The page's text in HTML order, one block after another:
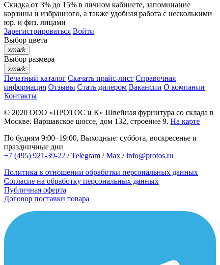
Скидка от 3% до 15% в личном кабинете, запоминание
корзины и избранного, а также удобная работа с несколькими
юр. и физ. лицами
Зарегистрироваться Войти
Выбор цвета
xmark
Выбор размера
xmark
Печатный каталог Скачать прайс-лист Справочная
информация Отзывы Стать дилером Вакансии О компании
Контакты
© 2020 ООО «ПРОТОС и К» Швейная фурнитура со склада в
Москве. Варшавское шоссе, дом 132, строение 9. На карте
По будням 9:00–19:00, Выходные: суббота, воскресенье и
праздничные дни
+7 (495) 921-39-22 /Telegram /Max /info@protos.ru
Политика в отношении обработки персональных данных
Согласие на обработку персональных данных
Публичная оферта
Договор поставки товара